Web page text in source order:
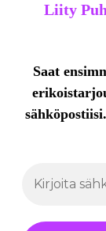
Liity
Saat